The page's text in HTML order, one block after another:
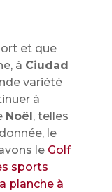
et que
à Ciudad
variété
à
Noël , telles
le
le Golf
sports
planche à